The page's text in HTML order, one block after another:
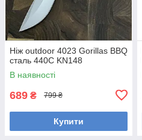
Ніж outdoor 4023 Gorillas BBQ
сталь 440С KN148
В наявності
689 ₴ 799 ₴
Купити